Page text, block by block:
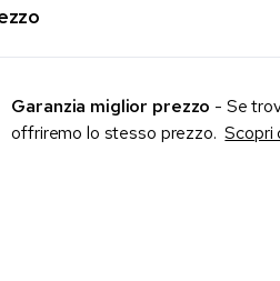
Garanzia miglior prezzo - Se
offriremo lo stesso prezzo.Scopri